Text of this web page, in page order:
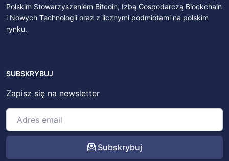
Polskim Stowarzyszeniem Bitcoin, Izbą Gospodarczą Blockchain
i Nowych Technologii oraz z licznymi podmiotami na polskim
rynku.
SUBSKRYBUJ
Zapisz się na newsletter
Subskrybuj